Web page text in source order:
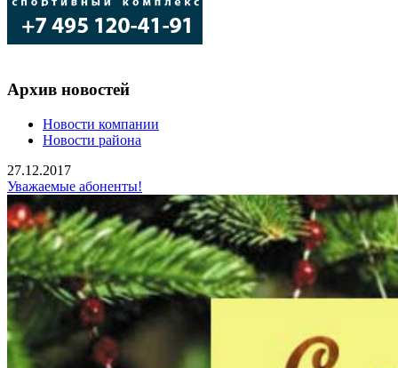
Архив новостей
Новости компании
Новости района
27.12.2017
Уважаемые абоненты!